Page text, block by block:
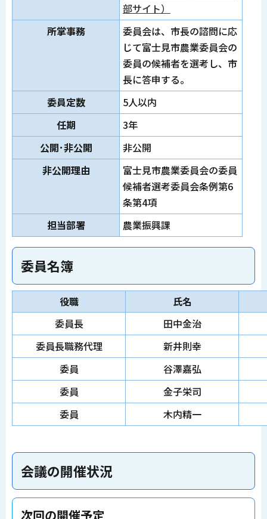
部サイト）
所掌事務
委員会は、市長の諮問に応
じて富士見市農業委員会の
委員の候補者を選考し、市
長に答申する。
委員定数
5人以内
任期
3年
公開･非公開
非公開
非公開理由
富士見市農業委員会の委員
候補者選考委員会条例第6
条第4項
担当部署
農業振興課
委員名簿
役職
氏名
委員長
田中金治
委員長職務代理
新井則幸
委員
谷澤嘉弘
委員
金子栄司
委員
木内精一
会議の開催状況
次回の開催予定